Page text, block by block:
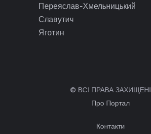
Переяслав-Хмельницький
Славутич
Яготин
© ВСІ ПРАВА ЗАХИЩЕНІ
Про Портал
Контакти